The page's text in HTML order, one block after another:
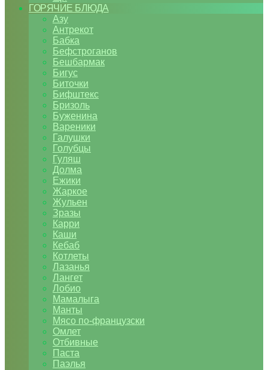
ГОРЯЧИЕ БЛЮДА
Азу
Антрекот
Бабка
Бефстроганов
Бешбармак
Бигус
Биточки
Бифштекс
Бризоль
Буженина
Вареники
Галушки
Голубцы
Гуляш
Долма
Ежики
Жаркое
Жульен
Зразы
Карри
Каши
Кебаб
Котлеты
Лазанья
Лангет
Лобио
Мамалыга
Манты
Мясо по-французски
Омлет
Отбивные
Паста
Паэлья